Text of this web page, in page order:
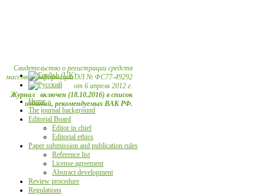
Свидетельство о регистрации средств
массовой информации ЭЛ № ФС77-49292
от 6 апреля 2012 г.
Журнал включен (18.10.2016) в список
изданий, рекомендуемых ВАК РФ.
Home
The journal background
Editorial Board
Editor in chief
Editorial ethics
Paper submission and publication rules
Reference list
License agreement
Abstract development
Review procedure
Regulations